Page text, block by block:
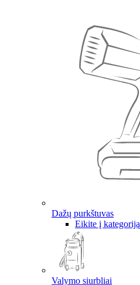
Dažų purkštuvas
Eikite į kategoriją
Valymo siurbliai